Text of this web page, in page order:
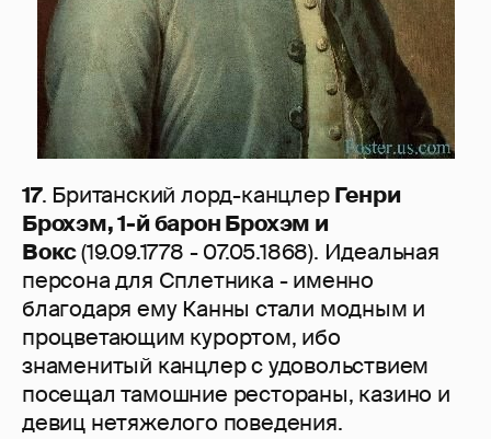
17. Британский лорд-канцлерГенри
Брохэм, 1-й барон Брохэм и
Вокс(19.09.1778 - 07.05.1868). Идеальная
персона для Сплетника - именно
благодаря ему Канны стали модным и
процветающим курортом, ибо
знаменитый канцлер с удовольствием
посещал тамошние рестораны, казино и
девиц нетяжелого поведения.